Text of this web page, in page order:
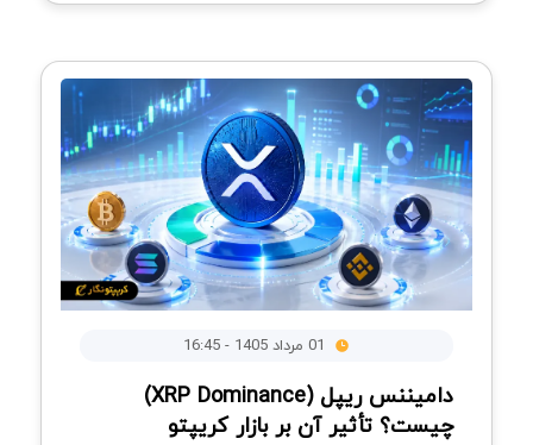
دامیننس ریپل (XRP Dominance)
چیست؟ تأثیر آن بر بازار کریپتو